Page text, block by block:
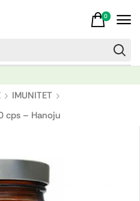
0
IMUNITET
cps – Hanoju